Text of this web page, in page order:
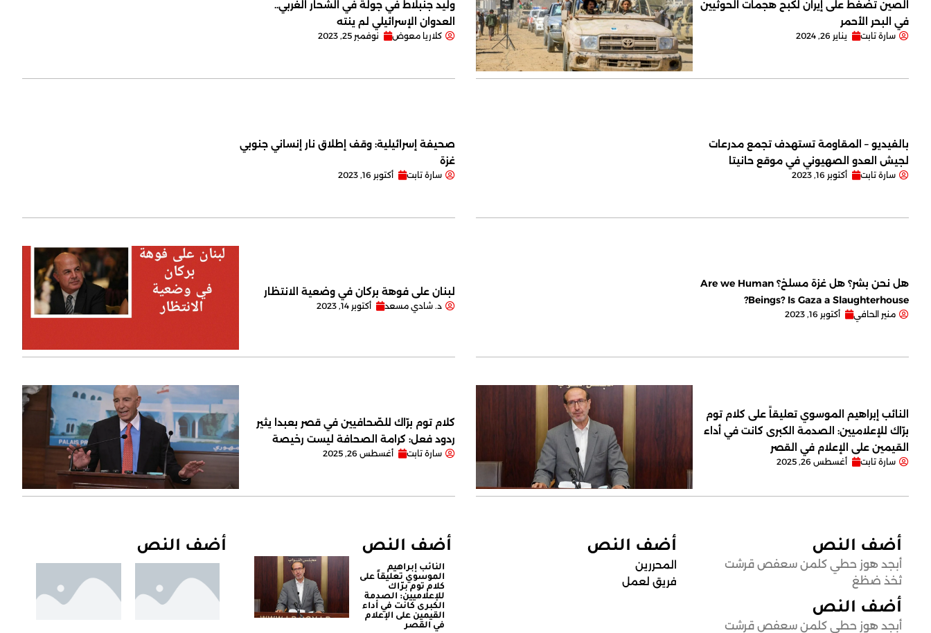
الصين تضغط على إيران لكبح هجمات الحوثيين
في البحر الأحمر
سارة تابت يناير 26, 2024
وليد جنبلاط في جولة في الشحار الغربي..
العدوان الإسرائيلي لم ينته
كلاريا معوض نوفمبر 25, 2023
بالفيديو – المقاومة تستهدف تجمع مدرعات
لجيش العدو الصهيوني في موقع حانيتا
سارة تابت أكتوبر 16, 2023
صحيفة إسرائيلية: وقف إطلاق نار إنساني جنوبي
غزة
سارة تابت أكتوبر 16, 2023
هل نحن بشر؟ هل غزة مسلخ؟ Are we Human
Beings? Is Gaza a Slaughterhouse?
منير الحافي أكتوبر 16, 2023
لبنان على فوهة بركان في وضعية الانتظار
د. شادي مسعد أكتوبر 14, 2023
النائب إبراهيم الموسوي تعليقاً على كلام توم
برّاك للإعلاميين: الصدمة الكبرى كانت في أداء
القيمين على ‏الإعلام في القصر
سارة تابت أغسطس 26, 2025
كلام توم برّاك للصّحافيين في قصر بعبدا يثير
ردود فعل: كرامة الصحافة ليست رخيصة
سارة تابت أغسطس 26, 2025
أضف النص
أبجد هوز حطي كلمن سعفص قرشت
ثخذ ضظغ
أضف النص
أبجد هوز حطي كلمن سعفص قرشت
أضف النص
المحررين
فريق لعمل
أضف النص
النائب إبراهيم
الموسوي تعليقاً على
كلام توم برّاك
للإعلاميين: الصدمة
الكبرى كانت في أداء
القيمين على ‏الإعلام
في القصر
أضف النص